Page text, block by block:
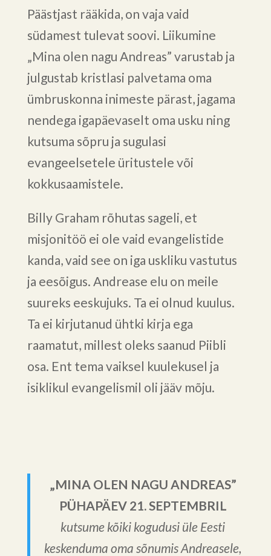
Päästjast rääkida, on vaja vaid
südamest tulevat soovi. Liikumine
„Mina olen nagu Andreas” varustab ja
julgustab kristlasi palvetama oma
ümbruskonna inimeste pärast, jagama
nendega igapäevaselt oma usku ning
kutsuma sõpru ja sugulasi
evangeelsetele üritustele või
kokkusaamistele.
Billy Graham rõhutas sageli, et
misjonitöö ei ole vaid evangelistide
kanda, vaid see on iga uskliku vastutus
ja eesõigus. Andrease elu on meile
suureks eeskujuks. Ta ei olnud kuulus.
Ta ei kirjutanud ühtki kirja ega
raamatut, millest oleks saanud Piibli
osa. Ent tema vaiksel kuulekusel ja
isiklikul evangelismil oli jääv mõju.
„MINA OLEN NAGU ANDREAS”
PÜHAPÄEV 21. SEPTEMBRIL
kutsume kõiki kogudusi üle Eesti
keskenduma oma sõnumis Andreasele,